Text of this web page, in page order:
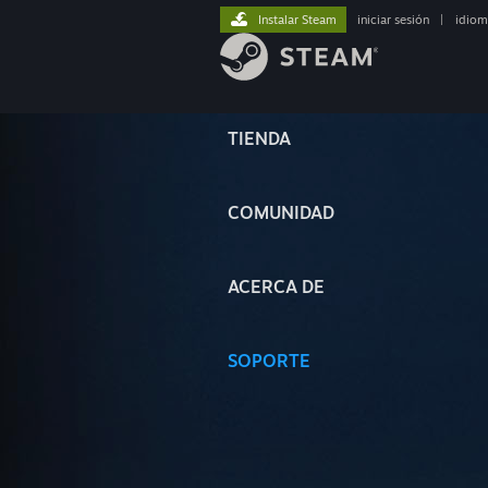
TIENDA
COMUNIDAD
ACERCA DE
SOPORTE
Instalar Steam iniciar sesión